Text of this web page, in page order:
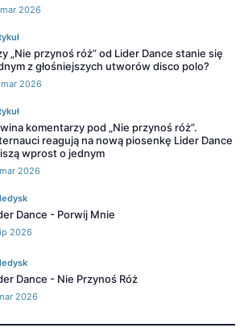
2026
„Nie przynoś róż” od Lider Dance stanie się
z głośniejszych utworów disco polo?
2026
komentarzy pod „Nie przynoś róż”.
reagują na nową piosenkę Lider Dance
wprost o jednym
2026
Dance - Porwij Mnie
2026
Dance - Nie Przynoś Róż
2026